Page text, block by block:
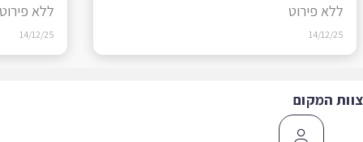
ללא פירוט
14/12/25
ללא פירוט
14/12/25
המקום